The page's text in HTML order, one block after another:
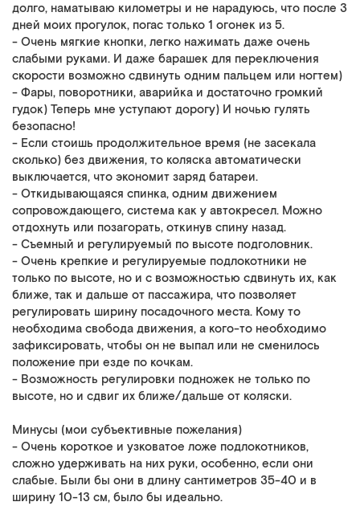
долго, наматываю километры и не нарадуюсь, что после 3
дней моих прогулок, погас только 1 огонек из 5.
- Очень мягкие кнопки, легко нажимать даже очень
слабыми руками. И даже барашек для переключения
скорости возможно сдвинуть одним пальцем или ногтем)
- Фары, поворотники, аварийка и достаточно громкий
гудок) Теперь мне уступают дорогу) И ночью гулять
безопасно!
- Если стоишь продолжительное время (не засекала
сколько) без движения, то коляска автоматически
выключается, что экономит заряд батареи.
- Откидывающаяся спинка, одним движением
сопровождающего, система как у автокресел. Можно
отдохнуть или позагорать, откинув спину назад.
- Съемный и регулируемый по высоте подголовник.
- Очень крепкие и регулируемые подлокотники не
только по высоте, но и с возможностью сдвинуть их, как
ближе, так и дальше от пассажира, что позволяет
регулировать ширину посадочного места. Кому то
необходима свобода движения, а кого-то необходимо
зафиксировать, чтобы он не выпал или не сменилось
положение при езде по кочкам.
- Возможность регулировки подножек не только по
высоте, но и сдвиг их ближе/дальше от коляски.
Минусы (мои субъективные пожелания)
- Очень короткое и узковатое ложе подлокотников,
сложно удерживать на них руки, особенно, если они
слабые. Были бы они в длину сантиметров 35-40 и в
ширину 10-13 см, было бы идеально.